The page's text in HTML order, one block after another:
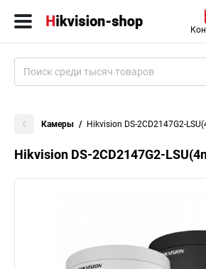
Камеры Hikvision DS-2CD2147G2-
Hikvision DS-2CD2147G2-